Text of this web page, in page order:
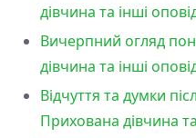
дівчина та інші
Вичерпний огляд
дівчина та інші
Відчуття та думки
Прихована дівчина